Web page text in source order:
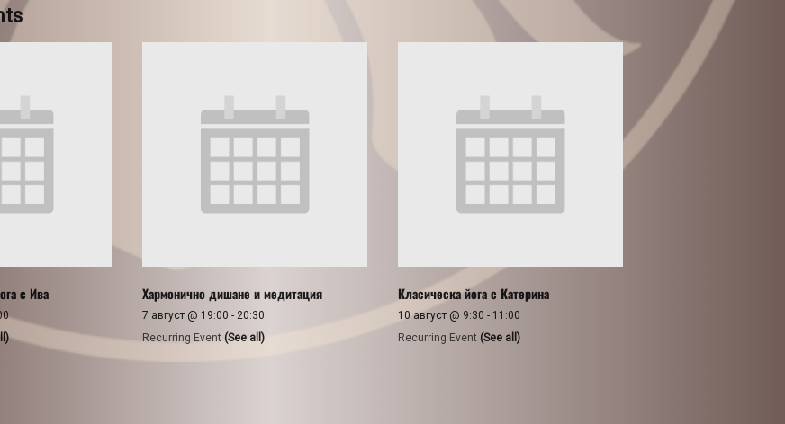
с Ива Хармонично дишане и медитация
7 август @ 19:00 - 20:30
Recurring Event (See all)
Класическа йога с Катерина
10 август @ 9:30 - 11:00
Recurring Event (See all)